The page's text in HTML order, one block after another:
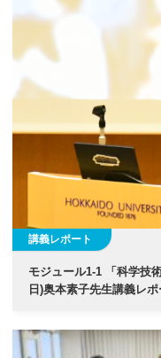
講義レポート
モジュール1-1 「科学技
日)奥本素子先生講義レポ